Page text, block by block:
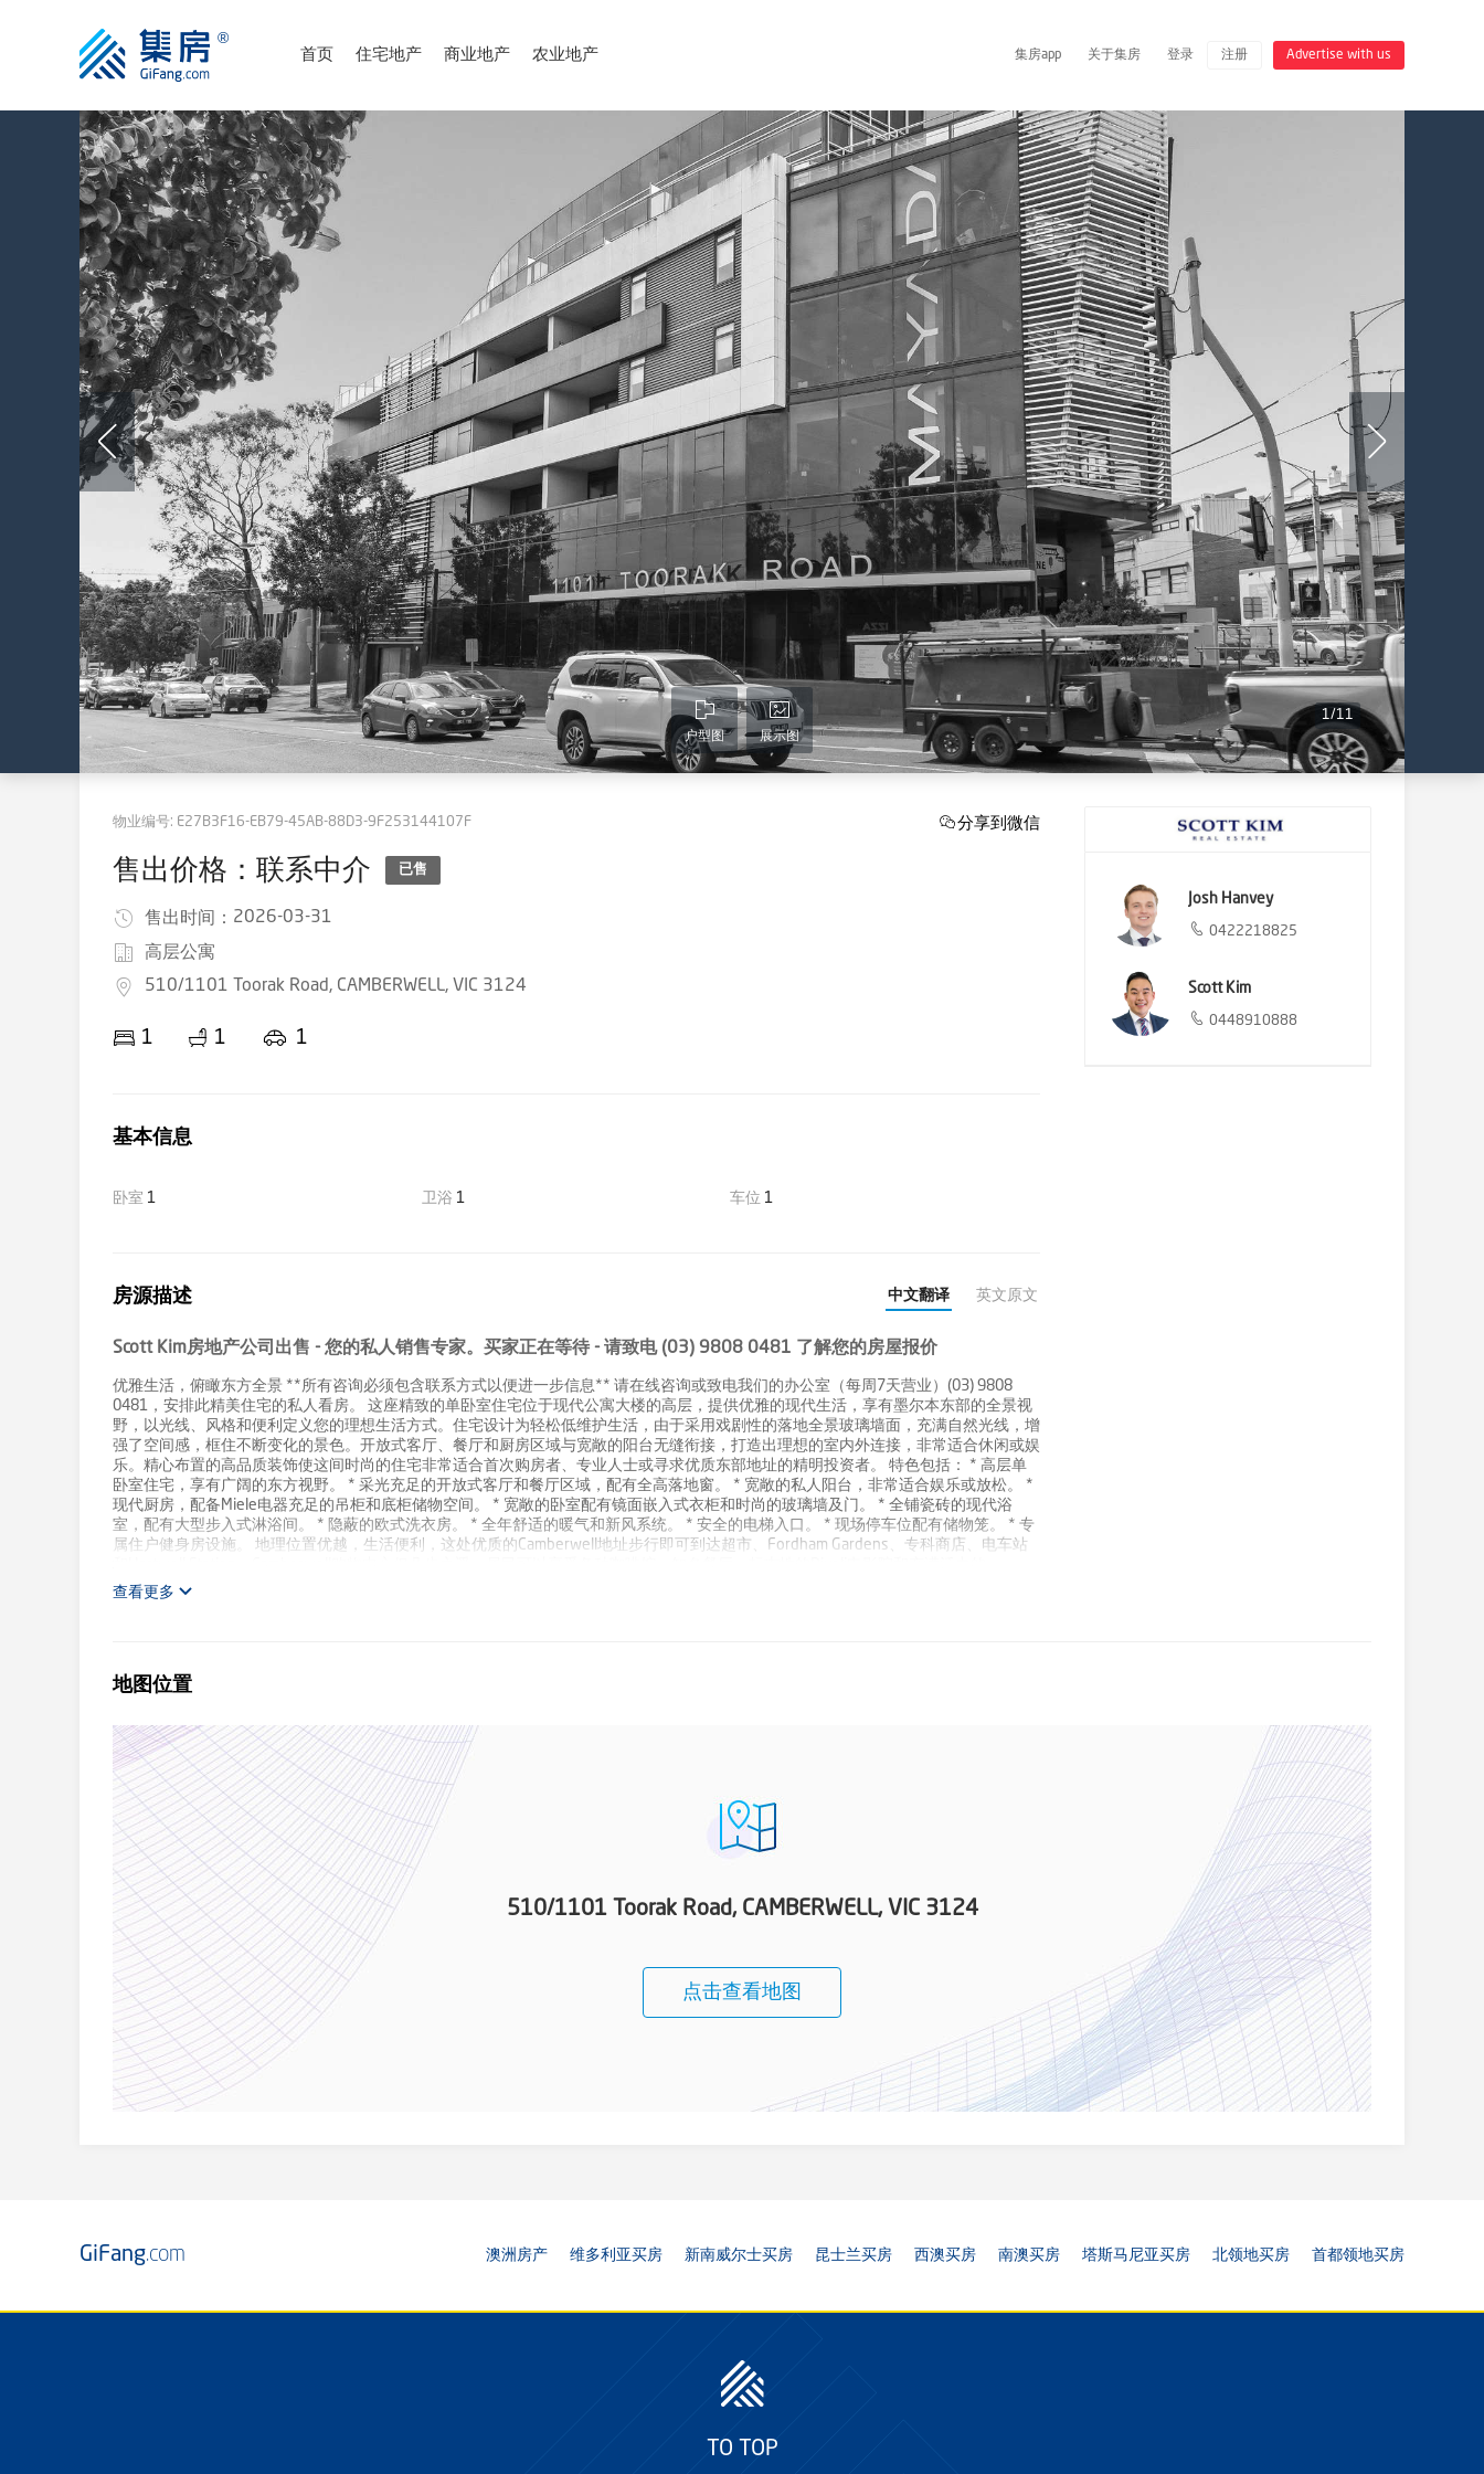
首页 住宅地产 商业地产 农业地产 集房app 关于集房 登录 注册 Advertise with us
户型图 展示图
1/11
物业编号: E27B3F16-EB79-45AB-88D3-9F253144107F
售出价格：联系中介 已售
售出时间： 2026-03-31
高层公寓
510/1101 Toorak Road, CAMBERWELL, VIC 3124
1 1 1
分享到微信
基本信息
卧室 1 卫浴 1 车位 1
房源描述 中文翻译 英文原文
Scott Kim房地产公司出售 - 您的私人销售专家。买家正在等待 - 请致电 (03) 9808 0481 了解您的房屋报价
优雅生活，俯瞰东方全景 **所有咨询必须包含联系方式以便进一步信息** 请在线咨询或致电我们的办公室（每周7天营业）(03) 9808
0481，安排此精美住宅的私人看房。 这座精致的单卧室住宅位于现代公寓大楼的高层，提供优雅的现代生活，享有墨尔本东部的全景视
野，以光线、风格和便利定义您的理想生活方式。住宅设计为轻松低维护生活，由于采用戏剧性的落地全景玻璃墙面，充满自然光线，增
强了空间感，框住不断变化的景色。开放式客厅、餐厅和厨房区域与宽敞的阳台无缝衔接，打造出理想的室内外连接，非常适合休闲或娱
乐。精心布置的高品质装饰使这间时尚的住宅非常适合首次购房者、专业人士或寻求优质东部地址的精明投资者。 特色包括： * 高层单
卧室住宅，享有广阔的东方视野。 * 采光充足的开放式客厅和餐厅区域，配有全高落地窗。 * 宽敞的私人阳台，非常适合娱乐或放松。 *
现代厨房，配备Miele电器充足的吊柜和底柜储物空间。 * 宽敞的卧室配有镜面嵌入式衣柜和时尚的玻璃墙及门。 * 全铺瓷砖的现代浴
室，配有大型步入式淋浴间。 * 隐蔽的欧式洗衣房。 * 全年舒适的暖气和新风系统。 * 安全的电梯入口。 * 现场停车位配有储物笼。 * 专
属住户健身房设施。 地理位置优越，生活便利，这处优质的Camberwell地址步行即可到达超市、Fordham Gardens、专科商店、电车站
Camberwell周日市场。优异的公共交通连接和日常便利设施就在您家门口，此位置在墨尔本最受欢迎的东部内城区 suburb 之一提供无与
查看更多
Josh Hanvey
0422218825
Scott Kim
0448910888
地图位置
510/1101 Toorak Road, CAMBERWELL, VIC 3124
点击查看地图
GiFang.com 澳洲房产 维多利亚买房 新南威尔士买房 昆士兰买房 西澳买房 南澳买房 塔斯马尼亚买房 北领地买房 首都领地买房
TO TOP